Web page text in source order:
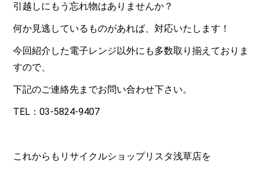
引越しにもう忘れ物はありませんか？
何か見逃しているものがあれば、対応いたします！
今回紹介した電子レンジ以外にも多数取り揃えておりま
すので、
下記のご連絡先までお問い合わせ下さい。
TEL：03-5824-9407
これからもリサイクルショップリスタ浅草店を